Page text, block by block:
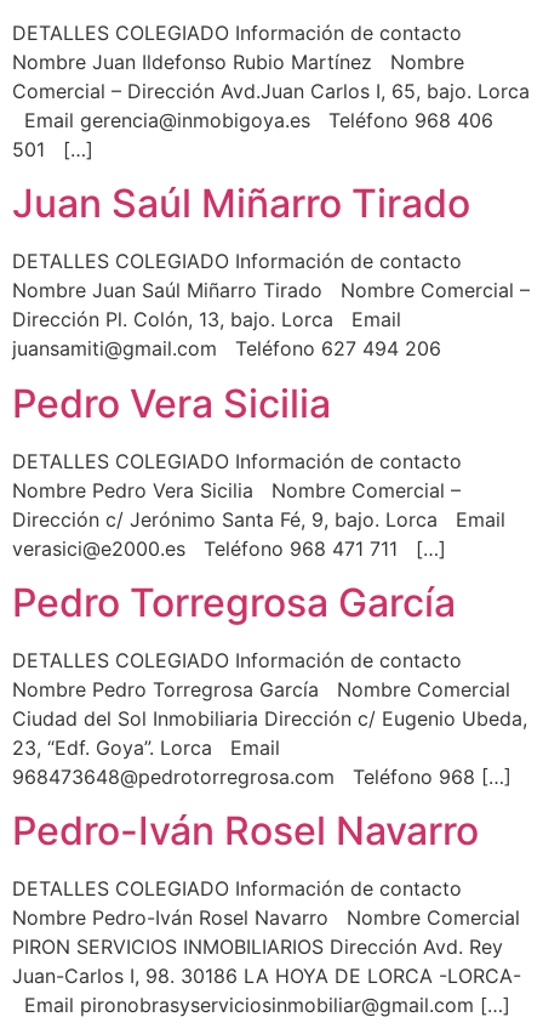
DETALLES COLEGIADO Información de contacto
Nombre Juan Ildefonso Rubio Martínez Nombre
Comercial – Dirección Avd.Juan Carlos I, 65, bajo. Lorca
Email gerencia@inmobigoya.es Teléfono 968 406
501 […]
Juan Saúl Miñarro Tirado
DETALLES COLEGIADO Información de contacto
Nombre Juan Saúl Miñarro Tirado Nombre Comercial –
Dirección Pl. Colón, 13, bajo. Lorca Email
juansamiti@gmail.com Teléfono 627 494 206
Pedro Vera Sicilia
DETALLES COLEGIADO Información de contacto
Nombre Pedro Vera Sicilia Nombre Comercial –
Dirección c/ Jerónimo Santa Fé, 9, bajo. Lorca Email
verasici@e2000.es Teléfono 968 471 711 […]
Pedro Torregrosa García
DETALLES COLEGIADO Información de contacto
Nombre Pedro Torregrosa García Nombre Comercial
Ciudad del Sol Inmobiliaria Dirección c/ Eugenio Ubeda,
23, “Edf. Goya”. Lorca Email
968473648@pedrotorregrosa.com Teléfono 968 […]
Pedro-Iván Rosel Navarro
DETALLES COLEGIADO Información de contacto
Nombre Pedro-Iván Rosel Navarro Nombre Comercial
PIRON SERVICIOS INMOBILIARIOS Dirección Avd. Rey
Juan-Carlos I, 98. 30186 LA HOYA DE LORCA -LORCA-
Email pironobrasyserviciosinmobiliar@gmail.com […]